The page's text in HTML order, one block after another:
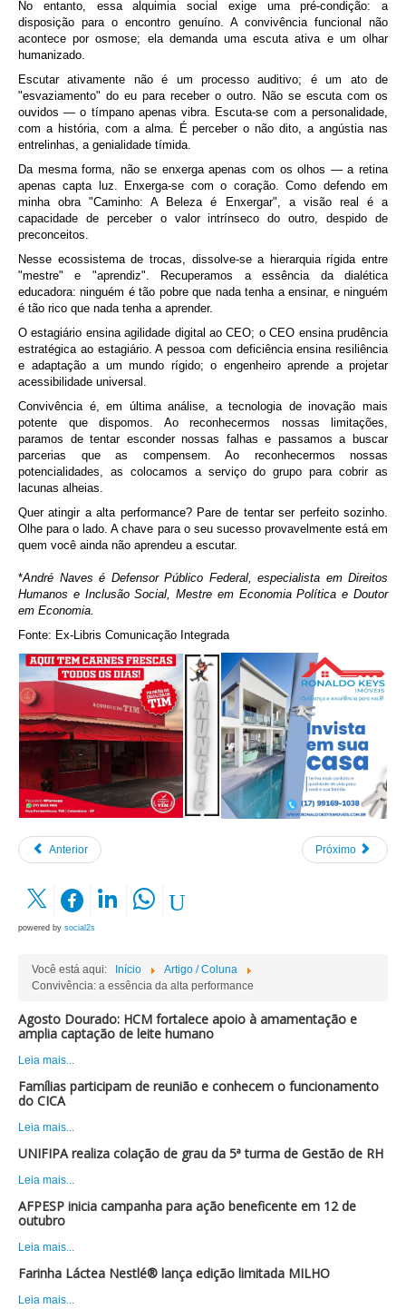
No entanto, essa alquimia social exige uma pré-condição: a
disposição para o encontro genuíno. A convivência funcional não
acontece por osmose; ela demanda uma escuta ativa e um olhar
humanizado.
Escutar ativamente não é um processo auditivo; é um ato de
"esvaziamento" do eu para receber o outro. Não se escuta com os
ouvidos — o tímpano apenas vibra. Escuta-se com a personalidade,
com a história, com a alma. É perceber o não dito, a angústia nas
entrelinhas, a genialidade tímida.
Da mesma forma, não se enxerga apenas com os olhos — a retina
apenas capta luz. Enxerga-se com o coração. Como defendo em
minha obra "Caminho: A Beleza é Enxergar", a visão real é a
capacidade de perceber o valor intrínseco do outro, despido de
preconceitos.
Nesse ecossistema de trocas, dissolve-se a hierarquia rígida entre
"mestre" e "aprendiz". Recuperamos a essência da dialética
educadora: ninguém é tão pobre que nada tenha a ensinar, e ninguém
é tão rico que nada tenha a aprender.
O estagiário ensina agilidade digital ao CEO; o CEO ensina prudência
estratégica ao estagiário. A pessoa com deficiência ensina resiliência
e adaptação a um mundo rígido; o engenheiro aprende a projetar
acessibilidade universal.
Convivência é, em última análise, a tecnologia de inovação mais
potente que dispomos. Ao reconhecermos nossas limitações,
paramos de tentar esconder nossas falhas e passamos a buscar
parcerias que as compensem. Ao reconhecermos nossas
potencialidades, as colocamos a serviço do grupo para cobrir as
lacunas alheias.
Quer atingir a alta performance? Pare de tentar ser perfeito sozinho.
Olhe para o lado. A chave para o seu sucesso provavelmente está em
quem você ainda não aprendeu a escutar.
*André Naves é Defensor Público Federal, especialista em Direitos
Humanos e Inclusão Social, Mestre em Economia Política e Doutor
em Economia.
Fonte: Ex-Libris Comunicação Integrada
Anterior Próximo
powered by social2s
Você está aqui: Início
Artigo / Coluna
Convivência: a essência da alta performance
Agosto Dourado: HCM fortalece apoio à amamentação e
amplia captação de leite humano
Leia mais...
Famílias participam de reunião e conhecem o funcionamento
do CICA
Leia mais...
UNIFIPA realiza colação de grau da 5ª turma de Gestão de RH
Leia mais...
AFPESP inicia campanha para ação beneficente em 12 de
outubro
Leia mais...
Farinha Láctea Nestlé® lança edição limitada MILHO
Leia mais...